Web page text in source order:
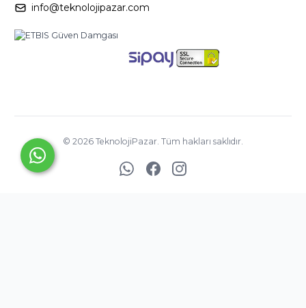
info@teknolojipazar.com
© 2026 TeknolojiPazar. Tüm hakları saklıdır.